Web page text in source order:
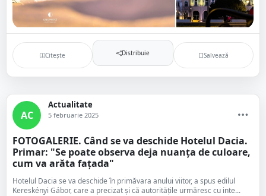
Citește Distribuie Salvează
AC
Actualitate
5 februarie 2025
FOTOGALERIE. Când se va deschide Hotelul Dacia.
Primar: "Se poate observa deja nuanța de culoare,
cum va arăta fațada"
Hotelul Dacia se va deschide în primăvara anului viitor, a spus edilul
Kereskényi Gábor, care a precizat și că autoritățile urmăresc cu inte...